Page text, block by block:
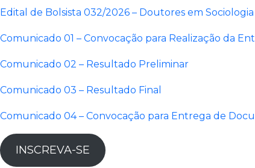
Edital de Bolsista 032/2026 – Doutores em Sociologia
Comunicado 01 – Convocação para Realização da
Comunicado 02 – Resultado Preliminar
Comunicado 03 – Resultado Final
Comunicado 04 – Convocação para Entrega de
INSCREVA-SE